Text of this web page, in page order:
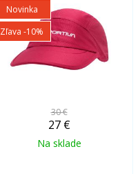
Novinka
Zľava -10%
30 €
27 €
Na sklade